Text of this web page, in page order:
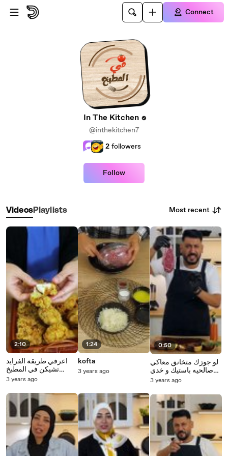
Skip to main content
Connect
In The Kitchen
@inthekitchen7
2 followers
Follow
VideosPlaylists Most recent
2:10
اعرفي طريقة الفرايد
تشيكن في المطبخ
بطريقة الشيف ايمو‍
3 years ago
1:24
kofta
3 years ago
0:50
لو جوزك متخانق معاكي
صالحيه باستيك و خدي
من الخناقة بريك ،تعالي
المطاعم في المطبخ
بطريقة الشيف كريم
فؤاد‍ @fe_elmatbkh
المقادير - قطعه لحم
ريب اي توم ذبده زيت
ملح فلفل اسود روز
ماري فريش مستنينك
3 years ago